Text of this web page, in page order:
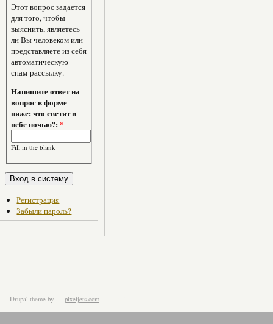
Этот вопрос задается
для того, чтобы
выяснить, являетесь
ли Вы человеком или
представляете из себя
автоматическую
спам-рассылку.
Напишите ответ на
вопрос в форме
ниже: что светит в
небе ночью?:*
Fill in the blank
Регистрация
Забыли пароль?
Drupal theme by pixeljets.com